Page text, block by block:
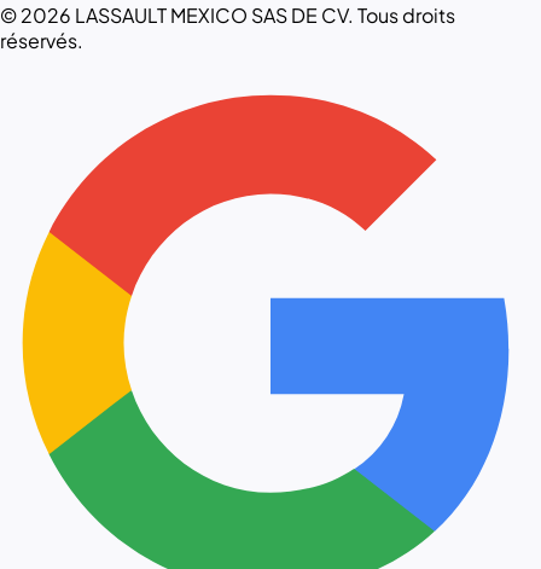
© 2026 LASSAULT MEXICO SAS DE CV. Tous droits
réservés.